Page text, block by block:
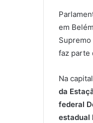
em
Supremo
faz parte
Na
da
federal
estadual